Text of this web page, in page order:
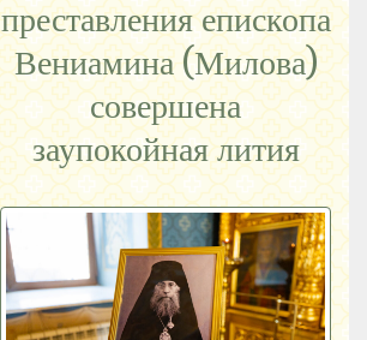
преставления епископа
Вениамина (Милова)
совершена
заупокойная лития